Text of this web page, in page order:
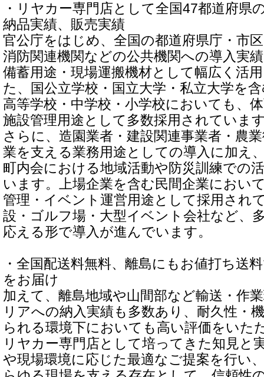
・リヤカー専門店として全国47都道府県
納品実績、販売実績
官公庁をはじめ、全国の都道府県庁・市
消防関連機関などの公共機関への導入実
備蓄用途・現場運搬機材として幅広く活
た、国公立学校・国立大学・私立大学を
高等学校・中学校・小学校においても、
施設管理用途として多数採用されていま
さらに、造園業者・建設関連事業者・農
業を支える業務用途としての導入に加え
町内会における地域活動や防災訓練での
います。上場企業を含む民間企業におい
管理・イベント運営用途として採用され
設・ゴルフ場・大型イベント会社など、
応える形で導入が進んでいます。
・全国配送料無料、離島にもお値打ち送
をお届け
加えて、離島地域や山間部など輸送・作
リアへの納入実績も多数あり、耐久性・
られる環境下においても高い評価をいた
リヤカー専門店として培ってきた知見と
や現場環境に応じた最適なご提案を行い